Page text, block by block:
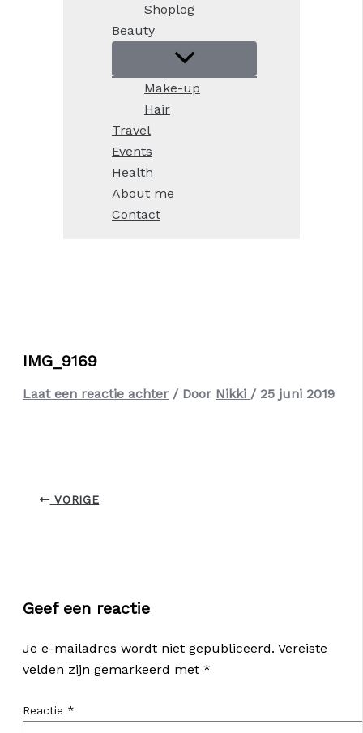
Shoplog
Beauty
Make-up
Hair
Travel
Events
Health
About me
Contact
IMG_9169
Laat een reactie achter / Door Nikki / 25 juni 2019
VORIGE
Geef een reactie
Je e-mailadres wordt niet gepubliceerd. Vereiste
velden zijn gemarkeerd met *
Reactie *